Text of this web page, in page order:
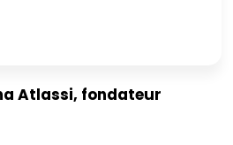
Atlassi, fondateur